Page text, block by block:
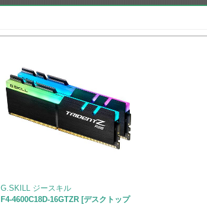
G.SKILL ジースキル
F4-4600C18D-16GTZR [デスクトップ